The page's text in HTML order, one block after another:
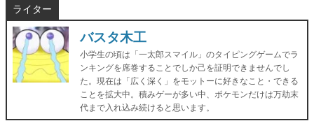
ライター
バスタ木工
小学生の頃は「一太郎スマイル」のタイピングゲームでラ
ンキングを席巻することでしか己を証明できませんでし
た。現在は「広く深く」をモットーに好きなこと・できる
ことを拡大中。積みゲーが多い中、ポケモンだけは万劫末
代まで入れ込み続けると思います。